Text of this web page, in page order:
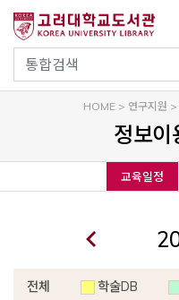
건
기
통합검색
사이트내 검색
HOME> 연구지원 >
정보
교육일정
전체 학술DB